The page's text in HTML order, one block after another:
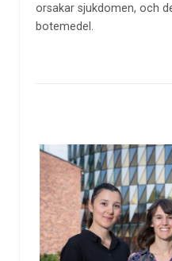
orsakar sjukdomen, och
botemedel.